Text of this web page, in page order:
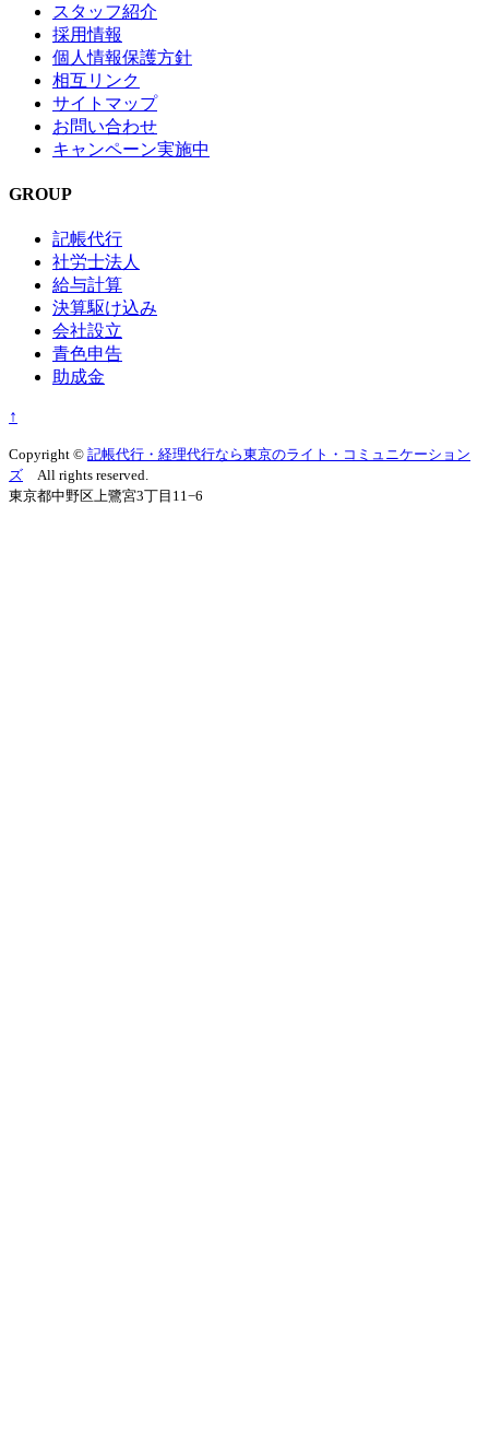
スタッフ紹介
採用情報
個人情報保護方針
相互リンク
サイトマップ
お問い合わせ
キャンペーン実施中
GROUP
記帳代行
社労士法人
給与計算
決算駆け込み
会社設立
青色申告
助成金
↑
Copyright © 記帳代行・経理代行なら東京のライト・コミュニケーション
ズ All rights reserved.
東京都中野区上鷺宮3丁目11−6